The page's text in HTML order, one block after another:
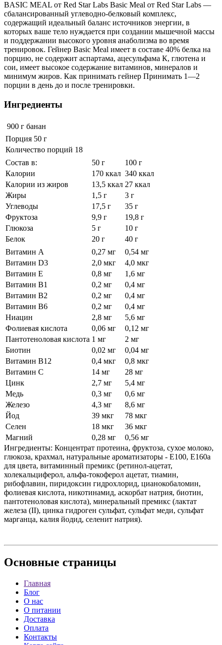
BASIC MEAL от Red Star Labs Basic Meal от Red Star Labs —
сбалансированный углеводно-белковый комплекс,
содержащий идеальный баланс источников энергии, в
которых ваше тело нуждается при создании мышечной массы
и поддержании высокого уровня анаболизма во время
тренировок. Гейнер Basic Meal имеет в составе 40% белка на
порцию, не содержит аспартама, ацесульфама К, глютена и
сои, имеет высокое содержание витаминов, минералов и
минимум жиров. Как принимать гейнер Принимать 1—2
порции в день до и после тренировки.
Ингредиенты
900 г банан
Порция 50 г
Количество порций 18
Состав в:
50 г
100 г
Калории
170 ккал 340 ккал
Калории из жиров
13,5 ккал 27 ккал
Жиры
1,5 г
3 г
Углеводы
17,5 г
35 г
Фруктоза
9,9 г
19,8 г
Глюкоза
5 г
10 г
Белок
20 г
40 г
Витамин A
0,27 мг
0,54 мг
Витамин D3
2,0 мкг
4,0 мкг
Витамин E
0,8 мг
1,6 мг
Витамин В1
0,2 мг
0,4 мг
Витамин B2
0,2 мг
0,4 мг
Витамин В6
0,2 мг
0,4 мг
Ниацин
2,8 мг
5,6 мг
Фолиевая кислота
0,06 мг
0,12 мг
Пантотеноловая кислота 1 мг
2 мг
Биотин
0,02 мг
0,04 мг
Витамин В12
0,4 мкг
0,8 мкг
Витамин С
14 мг
28 мг
Цинк
2,7 мг
5,4 мг
Медь
0,3 мг
0,6 мг
Железо
4,3 мг
8,6 мг
Йод
39 мкг
78 мкг
Селен
18 мкг
36 мкг
Магний
0,28 мг
0,56 мг
Ингредиенты: Концентрат протеина, фруктоза, сухое молоко,
глюкоза, крахмал, натуральные ароматизаторы - Е100, E160а
для цвета, витаминный премикс (ретинол-ацетат,
холекальциферол, альфа-токоферол ацетат, тиамин,
рибофлавин, пиридоксин гидрохлорид, цианокобаломин,
фолиевая кислота, никотинамид, аскорбат натрия, биотин,
пантотеноловая кислота), минеральный премикс (лактат
железа (II), цинка гидроген сульфат, сульфат меди, сульфат
марганца, калия йодид, селенит натрия).
Основные страницы
Главная
Блог
О нас
О питании
Доставка
Оплата
Контакты